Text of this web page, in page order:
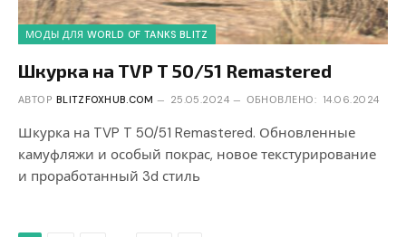
МОДЫ ДЛЯ WORLD OF TANKS BLITZ
Шкурка на TVP T 50/51 Remastered
АВТОР BLITZFOXHUB.COM 25.05.2024 ОБНОВЛЕНО: 14.06.2024
Шкурка на TVP T 50/51 Remastered. Обновленные
камуфляжи и особый покрас, новое текстурирование
и проработанный 3d стиль